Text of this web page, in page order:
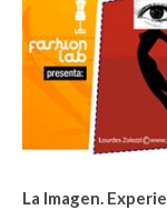
La Imagen.